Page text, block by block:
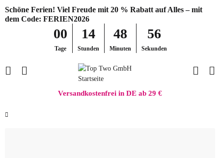
Schöne Ferien! Viel Freude mit 20 % Rabatt auf Alles – mit
dem Code: FERIEN2026
00
Tage
14
Stunden
48
Minuten
56
Sekunden
Versandkostenfrei in DE ab 29 €